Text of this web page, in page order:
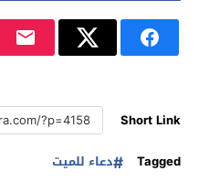
Short Link
Tagged
دعاء للميت